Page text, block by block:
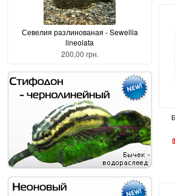
Севелия разлинованая - Sewellia
lineolata
200,00 грн.